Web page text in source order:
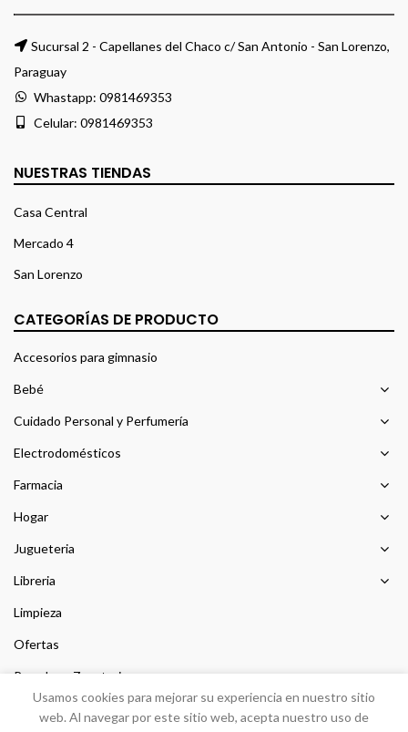
Sucursal 2 - Capellanes del Chaco c/ San Antonio - San Lorenzo,
Paraguay
Whastapp: 0981469353
Celular: 0981469353
NUESTRAS TIENDAS
Casa Central
Mercado 4
San Lorenzo
CATEGORÍAS DE PRODUCTO
Accesorios para gimnasio
Bebé
Cuidado Personal y Perfumería
Electrodomésticos
Farmacia
Hogar
Jugueteria
Libreria
Limpieza
Ofertas
Prendas y Zapateria
Usamos cookies para mejorar su experiencia en nuestro sitio
web. Al navegar por este sitio web, acepta nuestro uso de